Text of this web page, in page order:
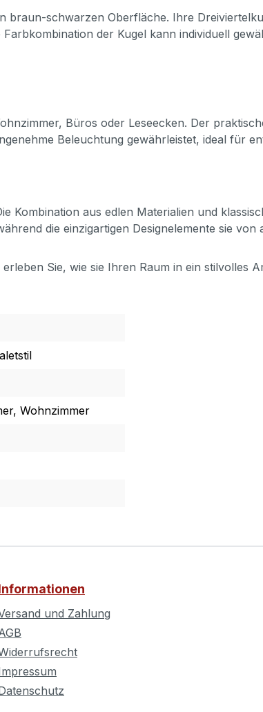
braun-schwarzen Oberfläche. Ihre
der Kugel kann individuell
Büros oder Leseecken. Der
Beleuchtung gewährleistet, ideal für
Kombination aus edlen Materialien und
die einzigartigen Designelemente sie
Sie, wie sie Ihren Raum in ein stilvolles
Wohnzimmer
und Zahlung